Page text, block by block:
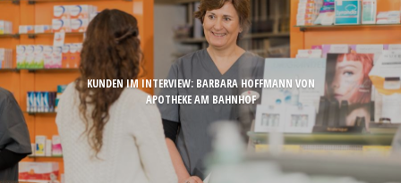
KUNDEN IM INTERVIEW: BARBARA HOFFMANN VON
APOTHEKE AM BAHNHOF